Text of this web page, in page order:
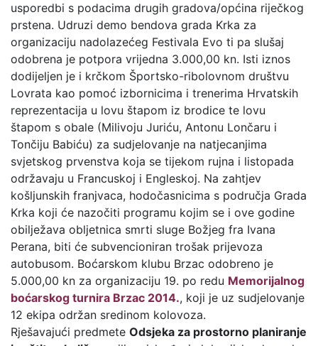
usporedbi s podacima drugih gradova/općina riječkog
prstena. Udruzi demo bendova grada Krka za
organizaciju nadolazećeg Festivala Evo ti pa slušaj
odobrena je potpora vrijedna 3.000,00 kn. Isti iznos
dodijeljen je i krčkom Športsko-ribolovnom društvu
Lovrata kao pomoć izbornicima i trenerima Hrvatskih
reprezentacija u lovu štapom iz brodice te lovu
štapom s obale (Milivoju Juriću, Antonu Lončaru i
Tončiju Babiću) za sudjelovanje na natjecanjima
svjetskog prvenstva koja se tijekom rujna i listopada
održavaju u Francuskoj i Engleskoj. Na zahtjev
košljunskih franjvaca, hodočasnicima s područja Grada
Krka koji će nazočiti programu kojim se i ove godine
obilježava obljetnica smrti sluge Božjeg fra Ivana
Perana, biti će subvencioniran trošak prijevoza
autobusom. Boćarskom klubu Brzac odobreno je
5.000,00 kn za organizaciju 19. po redu Memorijalnog
boćarskog turnira Brzac 2014., koji je uz sudjelovanje
12 ekipa održan sredinom kolovoza.
Rješavajući predmete Odsjeka za prostorno planiranje